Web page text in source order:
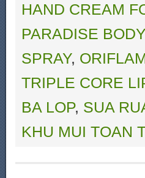
HAND CREAM
PARADISE
SPRAY,
TRIPLE CORE
BA LOP, SUA
KHU MUI TOAN